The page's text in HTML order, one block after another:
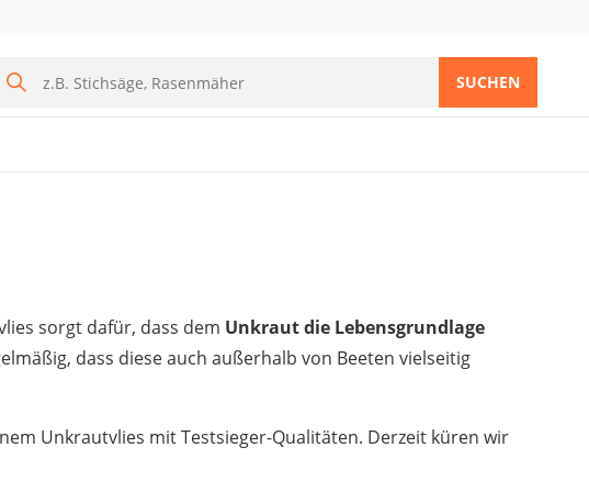
SUCHEN
sorgt dafür, dass dem Unkraut die Lebensgrundlage
dass diese auch außerhalb von Beeten vielseitig
Unkrautvlies mit Testsieger-Qualitäten. Derzeit küren wir